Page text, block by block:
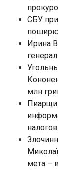
СБУ
Ирина
млн
мета –